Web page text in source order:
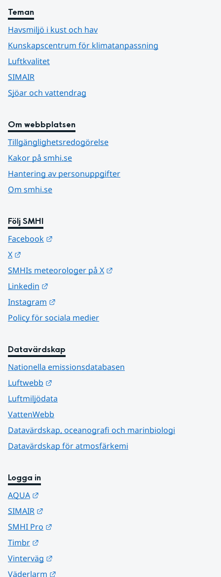
Teman
Havsmiljö i kust och hav
Kunskapscentrum för klimatanpassning
Luftkvalitet
SIMAIR
Sjöar och vattendrag
Om webbplatsen
Tillgänglighetsredogörelse
Kakor på smhi.se
Hantering av personuppgifter
Om smhi.se
Följ SMHI
Facebook
X
SMHIs meteorologer på X
Linkedin
Instagram
Policy för sociala medier
Datavärdskap
Nationella emissionsdatabasen
Luftwebb
Luftmiljödata
VattenWebb
Datavärdskap, oceanografi och marinbiologi
Datavärdskap för atmosfärkemi
Logga in
AQUA
SIMAIR
SMHI Pro
Timbr
Vinterväg
Väderlarm